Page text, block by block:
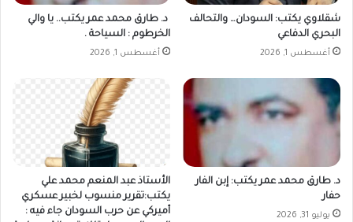
شقلاوي يكتب: السودان… والتحالف
البحري الدفاعي
أغسطس 1, 2026
د. طارق محمد عمر يكتب.. يا والي
الخرطوم : السياحة .
أغسطس 1, 2026
د. طارق محمد عمر يكتب: إبن الفار
حفار
يوليو 31, 2026
الأستاذ عبد المنعم محمد علي
يكتب:تقرير منسوب لخبير عسكري
أميركي عن حرب السودان جاء فيه :